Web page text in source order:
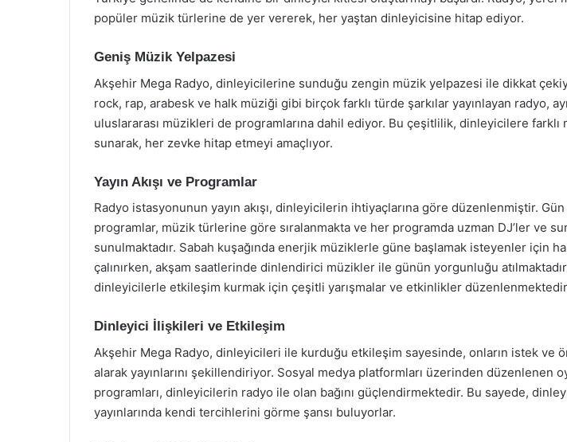
popüler müzik türlerine de yer vererek, her yaştan dinleyicisine hitap ediyor.
Geniş Müzik Yelpazesi
Akşehir Mega Radyo, dinleyicilerine sunduğu zengin müzik yelpazesi ile dikkat
rock, rap, arabesk ve halk müziği gibi birçok farklı türde şarkılar yayınlayan radyo,
uluslararası müzikleri de programlarına dahil ediyor. Bu çeşitlilik, dinleyicilere farklı
sunarak, her zevke hitap etmeyi amaçlıyor.
Yayın Akışı ve Programlar
Radyo istasyonunun yayın akışı, dinleyicilerin ihtiyaçlarına göre düzenlenmiştir.
programlar, müzik türlerine göre sıralanmakta ve her programda uzman DJ’ler ve
sunulmaktadır. Sabah kuşağında enerjik müziklerle güne başlamak isteyenler için
çalınırken, akşam saatlerinde dinlendirici müzikler ile günün yorgunluğu
dinleyicilerle etkileşim kurmak için çeşitli yarışmalar ve etkinlikler
Dinleyici İlişkileri ve Etkileşim
Akşehir Mega Radyo, dinleyicileri ile kurduğu etkileşim sayesinde, onların istek ve
alarak yayınlarını şekillendiriyor. Sosyal medya platformları üzerinden düzenlenen
programları, dinleyicilerin radyo ile olan bağını güçlendirmektedir. Bu sayede,
yayınlarında kendi tercihlerini görme şansı buluyorlar.